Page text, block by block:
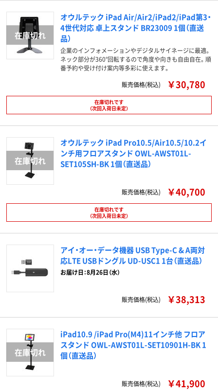
オウルテック iPad Air/Air2/iPad2/iPad第3・
4世代対応 卓上スタンド BR23009 1個（直送
品）
企業のインフォメーションやデジタルサイネージに最適。
ネック部分が360°回転するので角度や向きも自由自在。順
番予約や受け付け案内等多彩に使えます。
販売価格(税込)
￥30,780
在庫切れです
（次回入荷日未定）
オウルテック iPad Pro10.5/Air10.5/10.2イ
ンチ用フロアスタンド OWL-AWST01L-
SET105SH-BK 1個（直送品）
販売価格(税込) ￥40,700
在庫切れです
（次回入荷日未定）
アイ・オー・データ機器 USB Type-C & A両対
応LTE USBドングル UD-USC1 1台（直送品）
お届け日：8月26日（水）
販売価格(税込) ￥38,313
iPad10.9 /iPad Pro(M4)11インチ他 フロア
スタンド OWL-AWST01L-SET10901H-BK 1
個（直送品）
販売価格(税込) ￥41,900